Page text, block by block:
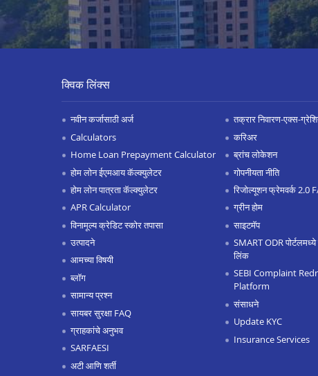
क्विक लिंक्स
नवीन कर्जासाठी अर्ज
Calculators
Home Loan Prepayment Calculator
होम लोन ईएमआय कॅल्क्युलेटर
होम लोन पात्रता कॅल्क्युलेटर
APR Calculator
विनामूल्य क्रेडिट स्कोर तपासा
उत्पादने
आमच्या विषयी
ब्लॉग
सामान्य प्रश्न
सायबर सुरक्षा FAQ
ग्राहकांचे अनुभव
SARFAESI
अटी आणि शर्ती
तक्रार निवारण-एक्स-
करिअर
ब्रांच लोकेशन
गोपनीयता नीति
रिजोल्यूशन फ्रेमवर्क 2.0
ग्रीन होम
साइटमॅप
SMART ODR
लिंक
SEBI Complaint
Platform
संसाधने
Update KYC
Insurance Services